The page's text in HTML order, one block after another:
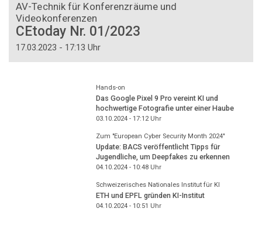
AV-Technik für Konferenzräume und
Videokonferenzen
CEtoday Nr. 01/2023
17.03.2023 - 17:13 Uhr
Hands-on
Das Google Pixel 9 Pro vereint KI und
hochwertige Fotografie unter einer Haube
03.10.2024 - 17:12Uhr
Zum "European Cyber Security Month 2024"
Update: BACS veröffentlicht Tipps für
Jugendliche, um Deepfakes zu erkennen
04.10.2024 - 10:48Uhr
Schweizerisches Nationales Institut für KI
ETH und EPFL gründen KI-Institut
04.10.2024 - 10:51 Uhr